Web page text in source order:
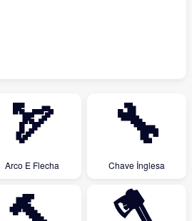
🏹
Arco E Flecha
🔧
Chave İnglesa